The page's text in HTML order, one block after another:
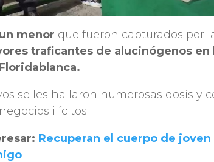
un menor que fueron capturados por
traficantes de alucinógenos
se les hallaron numerosas dosis y
ilícitos.
Recuperan el cuerpo de